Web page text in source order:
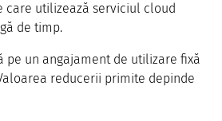
care utilizează serviciul cloud
de timp.
pe un angajament de utilizare fixă
reducerii primite depinde